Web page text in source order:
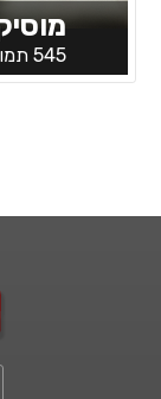
545 תמונות